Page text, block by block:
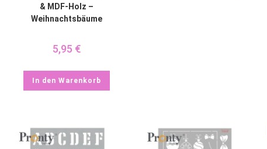
& MDF-Holz –
Weihnachtsbäume
5,95 €
In den Warenkorb